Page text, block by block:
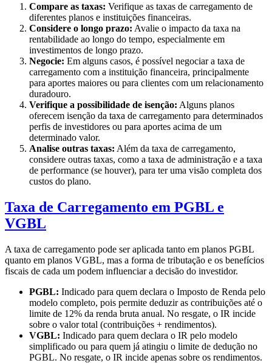
Compare as taxas: Verifique as taxas de carregamento de
diferentes planos e instituições financeiras.
Considere o longo prazo: Avalie o impacto da taxa na
rentabilidade ao longo do tempo, especialmente em
investimentos de longo prazo.
Negocie: Em alguns casos, é possível negociar a taxa de
carregamento com a instituição financeira, principalmente
para aportes maiores ou para clientes com um relacionamento
duradouro.
Verifique a possibilidade de isenção: Alguns planos
oferecem isenção da taxa de carregamento para determinados
perfis de investidores ou para aportes acima de um
determinado valor.
Analise outras taxas: Além da taxa de carregamento,
considere outras taxas, como a taxa de administração e a taxa
de performance (se houver), para ter uma visão completa dos
custos do plano.
Taxa de Carregamento em PGBL e
VGBL
A taxa de carregamento pode ser aplicada tanto em planos PGBL
quanto em planos VGBL, mas a forma de tributação e os benefícios
fiscais de cada um podem influenciar a decisão do investidor.
PGBL: Indicado para quem declara o Imposto de Renda pelo
modelo completo, pois permite deduzir as contribuições até o
limite de 12% da renda bruta anual. No resgate, o IR incide
sobre o valor total (contribuições + rendimentos).
VGBL: Indicado para quem declara o IR pelo modelo
simplificado ou para quem já atingiu o limite de dedução no
PGBL. No resgate, o IR incide apenas sobre os rendimentos.